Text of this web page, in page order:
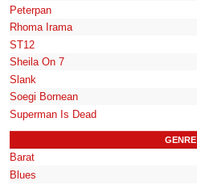
Peterpan
Rhoma Irama
ST12
Sheila On 7
Slank
Soegi Bornean
Superman Is Dead
GENRE
Barat
Blues